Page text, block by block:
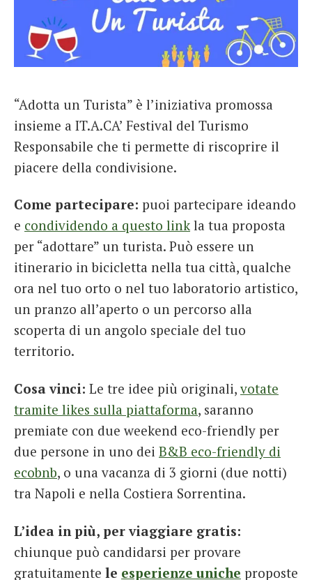
“Adotta un Turista” è l’iniziativa promossa
insieme a IT.A.CA’ Festival del Turismo
Responsabile che ti permette di riscoprire il
piacere della condivisione.
Come partecipare: puoi partecipare ideando
e condividendo a questo link la tua proposta
per “adottare” un turista. Può essere un
itinerario in bicicletta nella tua città, qualche
ora nel tuo orto o nel tuo laboratorio artistico,
un pranzo all’aperto o un percorso alla
scoperta di un angolo speciale del tuo
territorio.
Cosa vinci: Le tre idee più originali, votate
tramite likes sulla piattaforma, saranno
premiate con due weekend eco-friendly per
due persone in uno dei B&B eco-friendly di
ecobnb, o una vacanza di 3 giorni (due notti)
tra Napoli e nella Costiera Sorrentina.
L’idea in più, per viaggiare gratis:
chiunque può candidarsi per provare
gratuitamente le esperienze uniche proposte